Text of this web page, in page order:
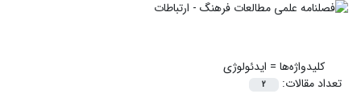
کلیدواژه‌ها = ایدئولوژی
تعداد مقالات:
2